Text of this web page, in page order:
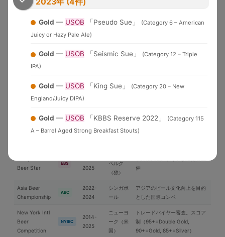
Gold — USOB 「Pseudo Sue」
(Category 6 – American
Juicy or Hazy Pale Ale)
Gold — USOB 「Seismic Sue」
(Category 12 – Triple
IPA)
Gold — USOB 「King Sue」
(Category 20 – New
England/Juicy DIPA)
Gold — USOB 「KBBS Reserve 2022」
(Category 115
A – Barrel Aged Strong Breakfast Stouts)
Cup
WBC
USOB
2010-
International
Brussels Beer
2018-
Japan Great
JGBA
2019-
日本
日本最大のビール審査会。
Beer Star
EBS
2025
ベルク
（独）
催
Asia Beer
Championship
ABC
2022-
2024
シンガポ
ール
アジアのビール文化向上を目的
とした国際コンペ
New York Intl
Beer
Competition
NYIBC
2014-
2025
ニューヨ
ーク（米
国）
トレードバイヤー審査。スコア
制（95+=Double Gold,
90+=Gold, 85+=Silver）